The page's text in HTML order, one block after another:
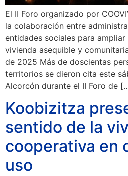
El II Foro organizado por
la colaboración entre
entidades sociales para ampliar
vivienda asequible y
de 2025 Más de doscientas
territorios se dieron cita este
Alcorcón durante el II Foro de
Koobizitza
sentido de la
cooperativa en
uso